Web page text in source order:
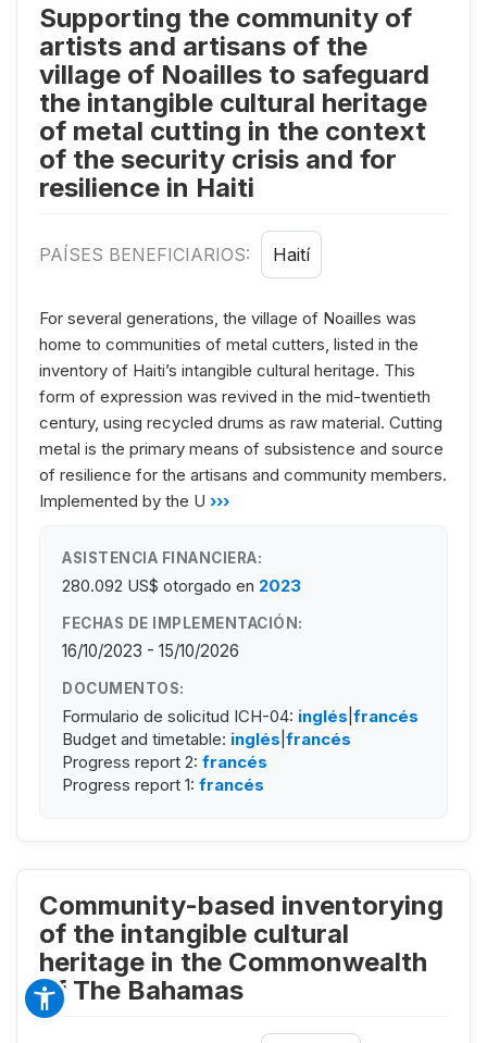
Supporting the community of
artists and artisans of the
village of Noailles to safeguard
the intangible cultural heritage
of metal cutting in the context
of the security crisis and for
resilience in Haiti
PAÍSES BENEFICIARIOS: Haití
For several generations, the village of Noailles was
home to communities of metal cutters, listed in the
inventory of Haiti’s intangible cultural heritage. This
form of expression was revived in the mid-twentieth
century, using recycled drums as raw material. Cutting
metal is the primary means of subsistence and source
of resilience for the artisans and community members.
Implemented by the U ›››
ASISTENCIA FINANCIERA:
280.092 US$ otorgado en 2023
FECHAS DE IMPLEMENTACIÓN:
16/10/2023 - 15/10/2026
DOCUMENTOS:
Formulario de solicitud ICH-04: inglés francés
Budget and timetable: inglés francés
Progress report 2: francés
Progress report 1: francés
Community-based inventorying
of the intangible cultural
heritage in the Commonwealth
of The Bahamas